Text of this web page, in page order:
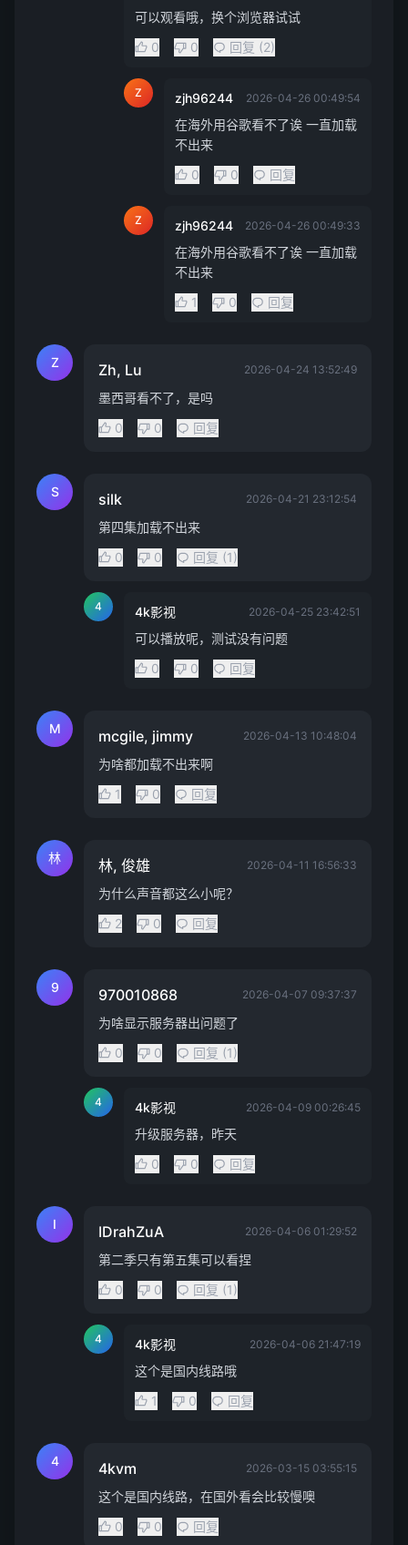
可以观看哦，换个浏览器试试
0
0 回复 (2)
Z zjh96244 2026-04-26 00:49:54
在海外用谷歌看不了诶 一直加载
不出来
0
0 回复
Z zjh96244 2026-04-26 00:49:33
在海外用谷歌看不了诶 一直加载
不出来
1
0 回复
Z Zh, Lu 2026-04-24 13:52:49
墨西哥看不了，是吗
0
0 回复
S silk 2026-04-21 23:12:54
第四集加载不出来
0
0 回复 (1)
4 4k影视 2026-04-25 23:42:51
可以播放呢，测试没有问题
0
0 回复
M mcgile, jimmy 2026-04-13 10:48:04
为啥都加载不出来啊
1
0 回复
林 林, 俊雄 2026-04-11 16:56:33
为什么声音都这么小呢？
2
0 回复
9 970010868 2026-04-07 09:37:37
为啥显示服务器出问题了
0
0 回复 (1)
4 4k影视 2026-04-09 00:26:45
升级服务器，昨天
0
0 回复
I IDrahZuA 2026-04-06 01:29:52
第二季只有第五集可以看捏
0
0 回复 (1)
4 4k影视 2026-04-06 21:47:19
这个是国内线路哦
1
0 回复
4 4kvm 2026-03-15 03:55:15
这个是国内线路，在国外看会比较慢噢
0
0 回复